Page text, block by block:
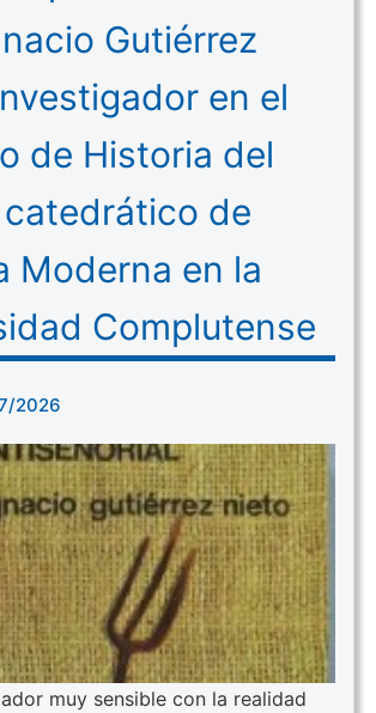
Gutiérrez
en el
de Historia del
catedrático de
Moderna en la
Complutense
2026
muy sensible con la realidad